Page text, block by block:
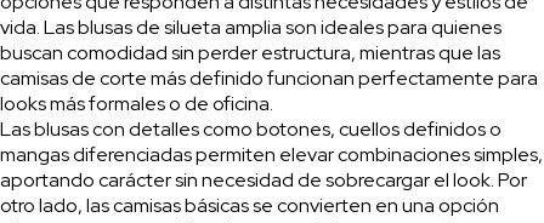
vida. Las blusas de silueta amplia son ideales para quienes
buscan comodidad sin perder estructura, mientras que las
camisas de corte más definido funcionan perfectamente para
looks más formales o de oficina.
Las blusas con detalles como botones, cuellos definidos o
mangas diferenciadas permiten elevar combinaciones simples,
aportando carácter sin necesidad de sobrecargar el look. Por
otro lado, las camisas básicas se convierten en una opción